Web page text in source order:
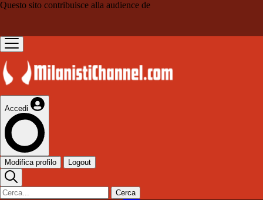
Questo sito contribuisce alla audience de
Accedi
Modifica profilo Logout
Cerca